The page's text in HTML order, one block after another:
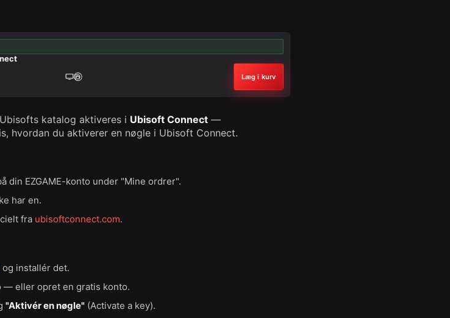
Læg i kurv
katalog aktiveres i Ubisoft Connect —
hvordan du aktiverer en nøgle i Ubisoft Connect.
din EZGAME-konto under "Mine ordrer".
har en.
fra ubisoftconnect.com.
og installér det.
— eller opret en gratis konto.
"Aktivér en nøgle" (Activate a key).